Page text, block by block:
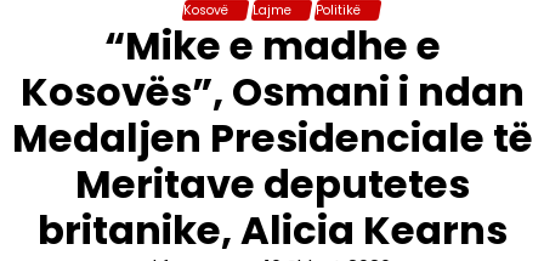
Kosovë Lajme Politikë
“Mike e madhe e
Kosovës”, Osmani i ndan
Medaljen Presidenciale të
Meritave deputetes
britanike, Alicia Kearns